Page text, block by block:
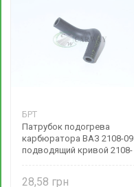
БРТ
Патрубок подогрева
карбюратора ВАЗ 2108-09
подводящий кривой 2108-
28,58